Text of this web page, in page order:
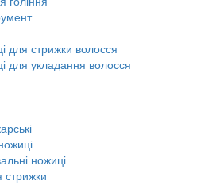
для стрижки волосся
для укладання волосся
ножиці